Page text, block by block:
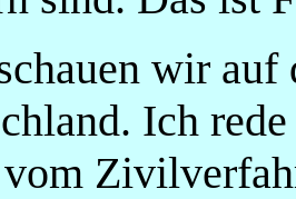
wir auf
Ich